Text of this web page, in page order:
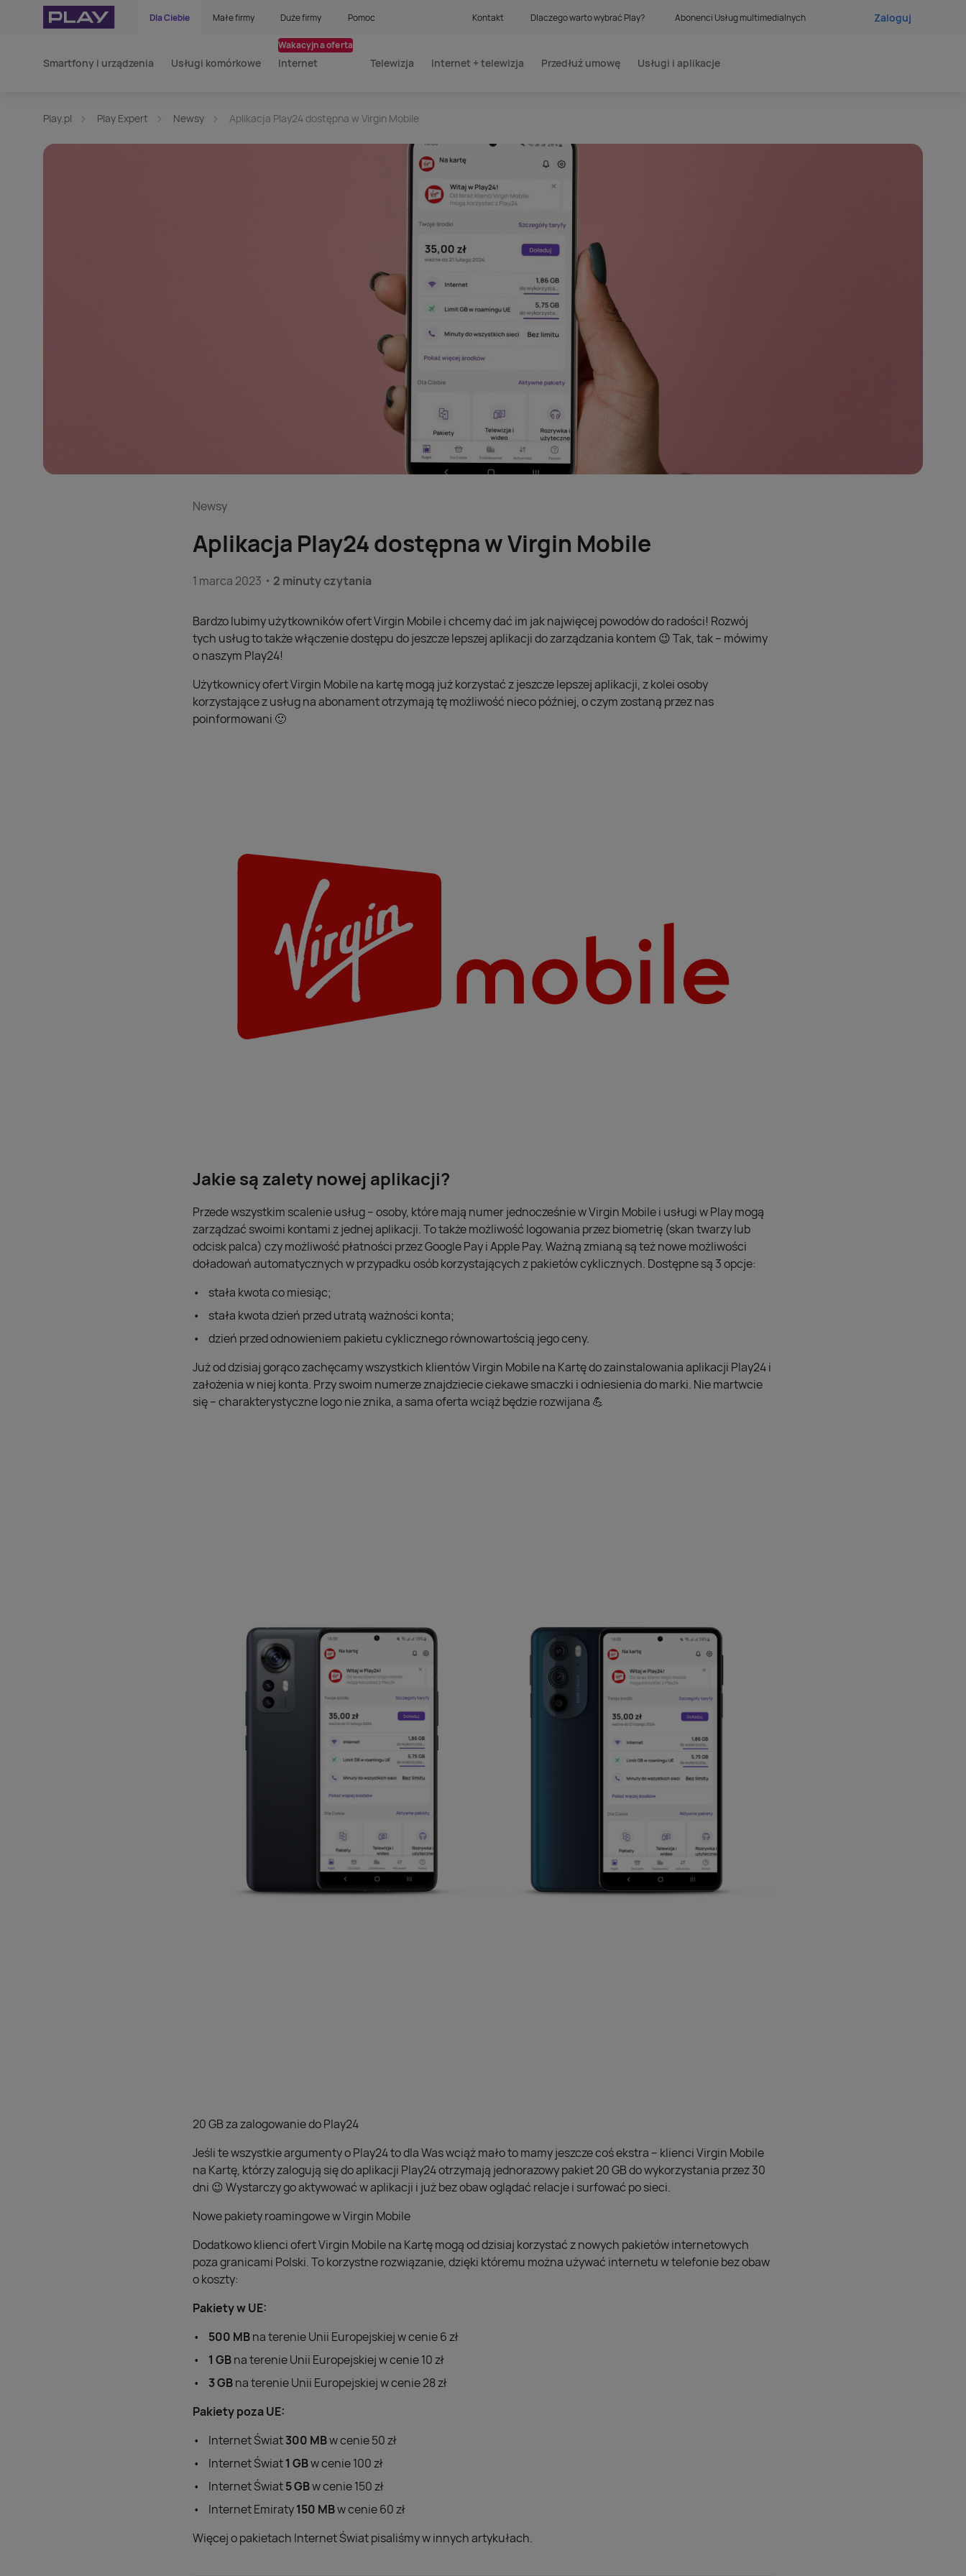
Dla Ciebie Małe firmy Duże firmy Pomoc Kontakt Dlaczego warto wybrać Play? Abonenci Usług multimedialnych Zaloguj
Smartfony i urządzenia Usługi komórkowe Internet
Wakacyjna oferta
Telewizja Internet + telewizja Przedłuż umowę Usługi i aplikacje
Play.pl Play Expert Newsy Aplikacja Play24 dostępna w Virgin Mobile
Newsy
Aplikacja Play24 dostępna w Virgin Mobile
1 marca 2023 2 minuty czytania
Bardzo lubimy użytkowników ofert Virgin Mobile i chcemy dać im jak najwięcej powodów do radości! Rozwój
tych usług to także włączenie dostępu do jeszcze lepszej aplikacji do zarządzania kontem 😉 Tak, tak – mówimy
o naszym Play24!
Użytkownicy ofert Virgin Mobile na kartę mogą już korzystać z jeszcze lepszej aplikacji, z kolei osoby
korzystające z usług na abonament otrzymają tę możliwość nieco później, o czym zostaną przez nas
poinformowani 🙂
Jakie są zalety nowej aplikacji?
Przede wszystkim scalenie usług – osoby, które mają numer jednocześnie w Virgin Mobile i usługi w Play mogą
zarządzać swoimi kontami z jednej aplikacji. To także możliwość logowania przez biometrię (skan twarzy lub
odcisk palca) czy możliwość płatności przez Google Pay i Apple Pay. Ważną zmianą są też nowe możliwości
doładowań automatycznych w przypadku osób korzystających z pakietów cyklicznych. Dostępne są 3 opcje:
stała kwota co miesiąc;
stała kwota dzień przed utratą ważności konta;
dzień przed odnowieniem pakietu cyklicznego równowartością jego ceny.
Już od dzisiaj gorąco zachęcamy wszystkich klientów Virgin Mobile na Kartę do zainstalowania aplikacji Play24 i
założenia w niej konta. Przy swoim numerze znajdziecie ciekawe smaczki i odniesienia do marki. Nie martwcie
się – charakterystyczne logo nie znika, a sama oferta wciąż będzie rozwijana 💪
20 GB za zalogowanie do Play24
Jeśli te wszystkie argumenty o Play24 to dla Was wciąż mało to mamy jeszcze coś ekstra – klienci Virgin Mobile
na Kartę, którzy zalogują się do aplikacji Play24 otrzymają jednorazowy pakiet 20 GB do wykorzystania przez 30
dni 😉 Wystarczy go aktywować w aplikacji i już bez obaw oglądać relacje i surfować po sieci.
Nowe pakiety roamingowe w Virgin Mobile
Dodatkowo klienci ofert Virgin Mobile na Kartę mogą od dzisiaj korzystać z nowych pakietów internetowych
poza granicami Polski. To korzystne rozwiązanie, dzięki któremu można używać internetu w telefonie bez obaw
o koszty:
Pakiety w UE:
500 MBna terenie Unii Europejskiej w cenie 6 zł
1 GBna terenie Unii Europejskiej w cenie 10 zł
3 GBna terenie Unii Europejskiej w cenie 28 zł
Pakiety poza UE:
Internet Świat300 MBw cenie 50 zł
Internet Świat1 GBw cenie 100 zł
Internet Świat5 GBw cenie 150 zł
Internet Emiraty150 MBw cenie 60 zł
Więcej o pakietach Internet Świat pisaliśmy w innych artykułach.